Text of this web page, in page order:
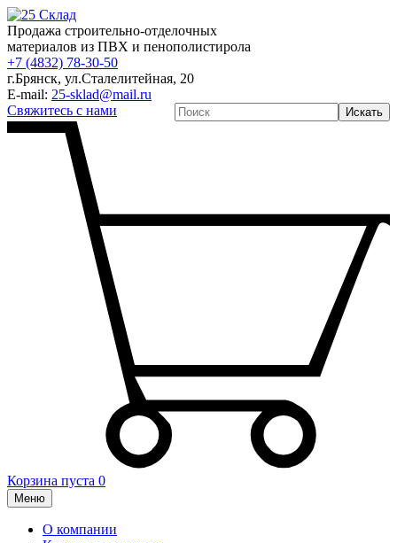
Продажа строительно-отделочных
материалов из ПВХ и пенополистирола
+7 (4832) 78-30-50
г.Брянск, ул.Сталелитейная, 20
E-mail: 25-sklad@mail.ru
Свяжитесь с нами
Искать
Корзина пуста 0
Меню
О компании